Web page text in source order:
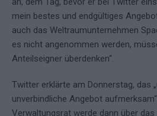
mein bestes und endgültiges
auch das Weltraumunternehmen
es nicht angenommen werden,
Anteilseigner überdenken“.
Twitter erklärte am Donnerstag, das
unverbindliche Angebot
Verwaltungsrat werde dann über